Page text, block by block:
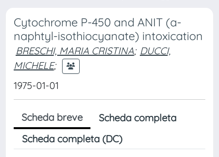
Cytochrome P-450 and ANIT (a-
naphtyl-isothiocyanate) intoxication
BRESCHI, MARIA CRISTINA; DUCCI,
MICHELE;
1975-01-01
Scheda breve
Scheda completa
Scheda completa (DC)